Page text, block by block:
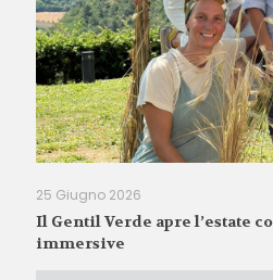
25 Giugno 2026
Il Gentil Verde apre l’estate
immersive